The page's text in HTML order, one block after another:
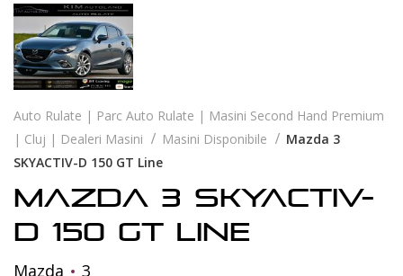
Auto Rulate | Parc Auto Rulate | Masini Second Hand Premium
| Cluj | Dealeri Masini
Masini Disponibile
Mazda 3
SKYACTIV-D 150 GT Line
Mazda 3 SKYACTIV-
D 150 GT Line
Mazda 3